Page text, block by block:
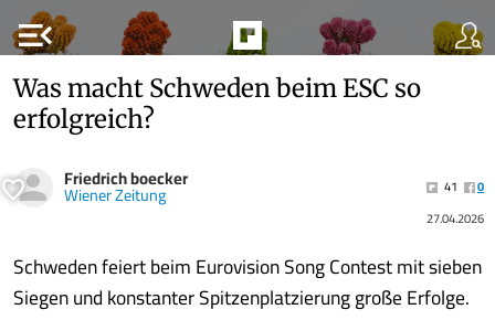
menu_open
Was macht Schweden beim ESC so
erfolgreich?
Friedrich boecker
Wiener Zeitung 41
0
27.04.2026
Schweden feiert beim Eurovision Song Contest mit sieben
Siegen und konstanter Spitzenplatzierung große Erfolge.